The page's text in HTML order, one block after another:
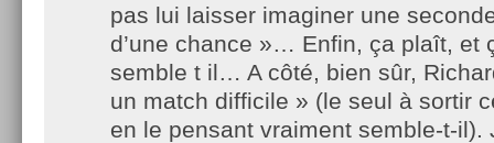
pas lui laisser imaginer une
d’une chance »… Enfin, ça plaît, et
semble t il… A côté, bien sûr,
un match difficile » (le seul à sortir
en le pensant vraiment semble-t-il).